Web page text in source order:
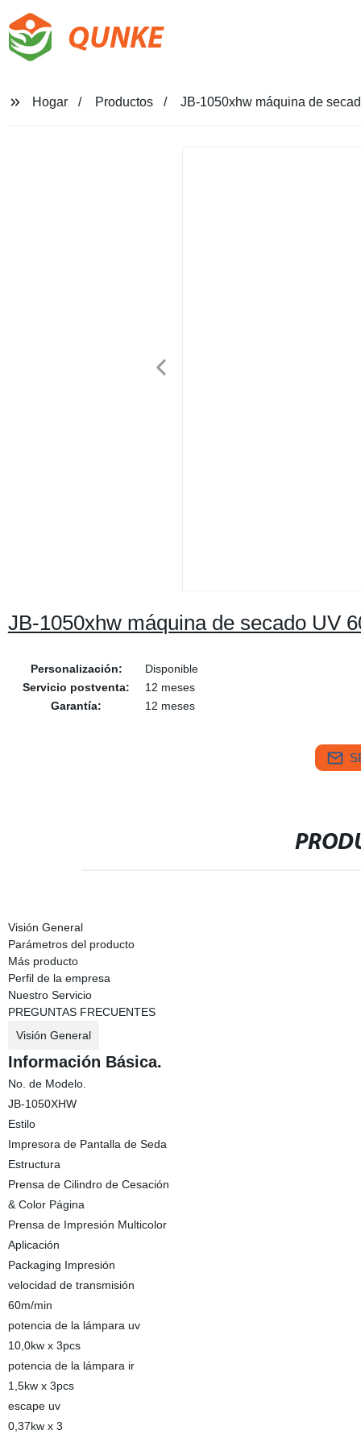
QUNKE
Hogar Productos JB-1050xhw máquina de
JB-1050xhw máquina de secado UV
Personalización:
Disponible
Servicio postventa:
12 meses
Garantía:
12 meses
Visión General
Parámetros del producto
Más producto
Perfil de la empresa
Nuestro Servicio
PREGUNTAS FRECUENTES
Visión General
Información Básica.
No. de Modelo.
JB-1050XHW
Estilo
Impresora de Pantalla de Seda
Estructura
Prensa de Cilindro de Cesación
& Color Página
Prensa de Impresión Multicolor
Aplicación
Packaging Impresión
velocidad de transmisión
60m/min
potencia de la lámpara uv
10,0kw x 3pcs
potencia de la lámpara ir
1,5kw x 3pcs
escape uv
0,37kw x 3